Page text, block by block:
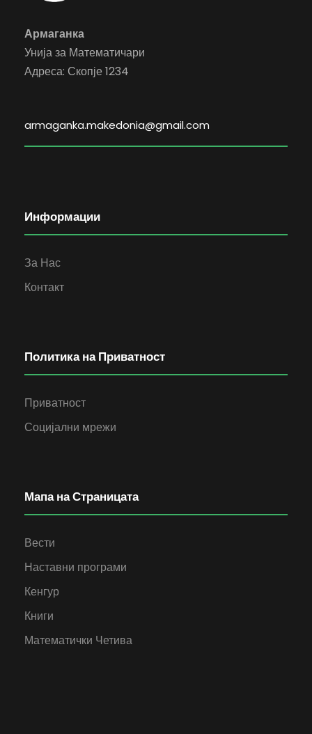
Армаганка
Унија за Математичари
Адреса: Скопје 1234
armaganka.makedonia@gmail.com
Информации
За Нас
Контакт
Политика на Приватност
Приватност
Социјални мрежи
Мапа на Страницата
Вести
Наставни програми
Кенгур
Книги
Математички Четива